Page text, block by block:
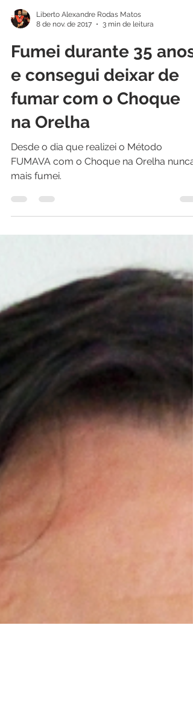
Liberto Alexandre Rodas Matos
8 de nov. de 2017
3 min de leitura
Fumei durante 35 anos
e consegui deixar de
fumar com o Choque
na Orelha
Desde o dia que realizei o Método